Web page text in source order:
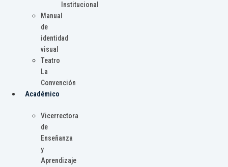
Institucional
Manual
de
identidad
visual
Teatro
La
Convención
Académico
Vicerrectora
de
Enseñanza
y
Aprendizaje